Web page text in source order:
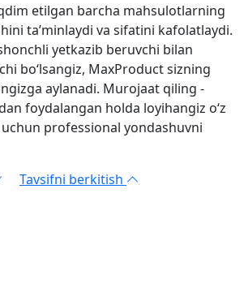
etilgan barcha mahsulotlarning
ta’minlaydi va sifatini kafolatlaydi.
yetkazib beruvchi bilan
bo‘lsangiz, MaxProduct sizning
aylanadi. Murojaat qiling -
foydalangan holda loyihangiz o‘z
professional yondashuvni
Tavsifni berkitish